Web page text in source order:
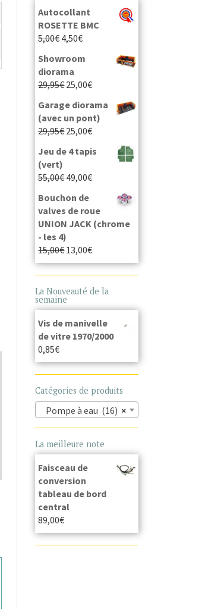
Autocollant
ROSETTE BMC
5,00€4,50€
Showroom
diorama
29,95€25,00€
Garage diorama
(avec un pont)
29,95€25,00€
Jeu de 4 tapis
(vert)
55,00€49,00€
Bouchon de
valves de roue
UNION JACK (chrome
- les 4)
15,00€13,00€
La Nouveauté de la
semaine
Vis de manivelle
de vitre 1970/2000
0,85€
Catégories de produits
×
Pompe à eau (16)
La meilleure note
Faisceau de
conversion
tableau de bord
central
89,00€